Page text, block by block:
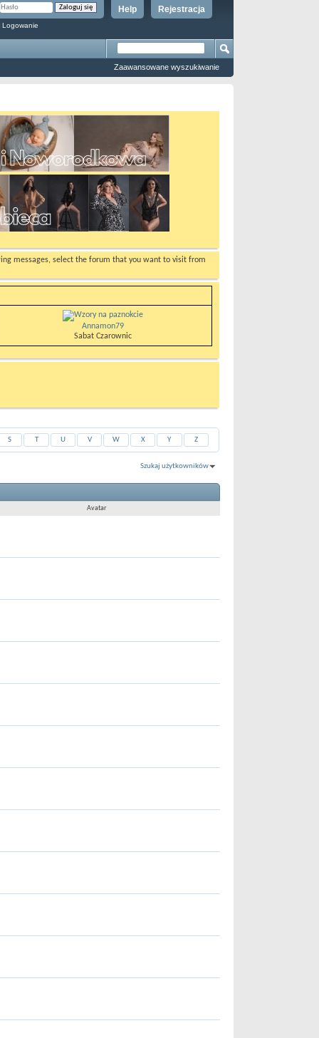
Rejestracja
Help
Logowanie
Zaawansowane wyszukiwanie
messages, select the forum that you want to visit from
Annamon79
Sabat Czarownic
S T U V W X Y Z
Szukaj użytkowników
Avatar